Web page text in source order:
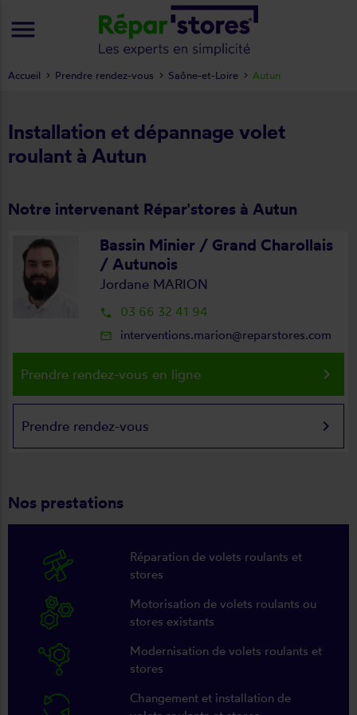
Installation et dépannage volet
roulant à Autun
Notre intervenant Répar'stores à Autun
Bassin Minier / Grand Charollais
/ Autunois
Jordane MARION
local_phone 03 66 32 41 94
mail_outline interventions.marion@reparstores.com
Prendre rendez-vous en ligne keyboard_arrow_right
Prendre rendez-vous keyboard_arrow_right
Nos prestations
Réparation de volets roulants et
stores
Motorisation de volets roulants ou
stores existants
Modernisation de volets roulants et
stores
Changement et installation de
Accueil Prendre rendez-vous Saône-et-Loire Autun
menu